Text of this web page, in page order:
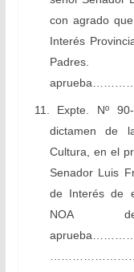
con agrado
Interés
11. Expte. Nº
dictamen de l
Cultura, en el
Senador Luis
de Interés de
NOA